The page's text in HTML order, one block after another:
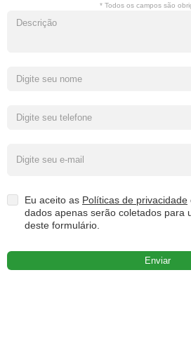
* Todos os campos são
Eu aceito as Políticas de privacidade
dados apenas serão coletados para
deste formulário.